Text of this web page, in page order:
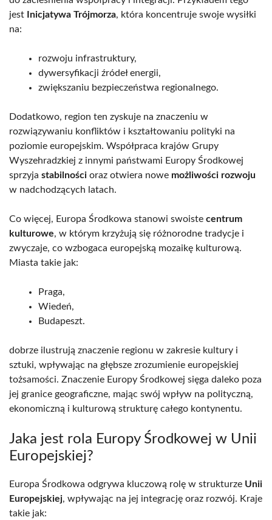
jest
Inicjatywa Trójmorza, która koncentruje swoje wysiłki
na:
rozwoju infrastruktury,
dywersyfikacji źródeł energii,
zwiększaniu bezpieczeństwa regionalnego.
Dodatkowo, region ten zyskuje na znaczeniu w
rozwiązywaniu konfliktów i kształtowaniu polityki na
poziomie europejskim. Współpraca krajów Grupy
Wyszehradzkiej z innymi państwami Europy Środkowej
sprzyja stabilności oraz otwiera nowe możliwości rozwoju
w nadchodzących latach.
Co więcej, Europa Środkowa stanowi swoiste centrum
kulturowe, w którym krzyżują się różnorodne tradycje i
zwyczaje, co wzbogaca europejską mozaikę kulturową.
Miasta takie jak:
Praga,
Wiedeń,
Budapeszt.
dobrze ilustrują znaczenie regionu w zakresie kultury i
sztuki, wpływając na głębsze zrozumienie europejskiej
tożsamości. Znaczenie Europy Środkowej sięga daleko poza
jej granice geograficzne, mając swój wpływ na polityczną,
ekonomiczną i kulturową strukturę całego kontynentu.
Jaka jest rola Europy Środkowej w Unii
Europejskiej?
Europa Środkowa odgrywa kluczową rolę w strukturze Unii
Europejskiej, wpływając na jej integrację oraz rozwój. Kraje
takie jak: